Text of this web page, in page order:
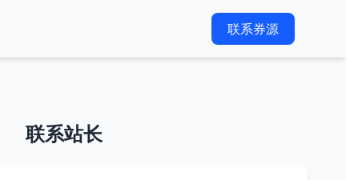
联系券源
联系站长